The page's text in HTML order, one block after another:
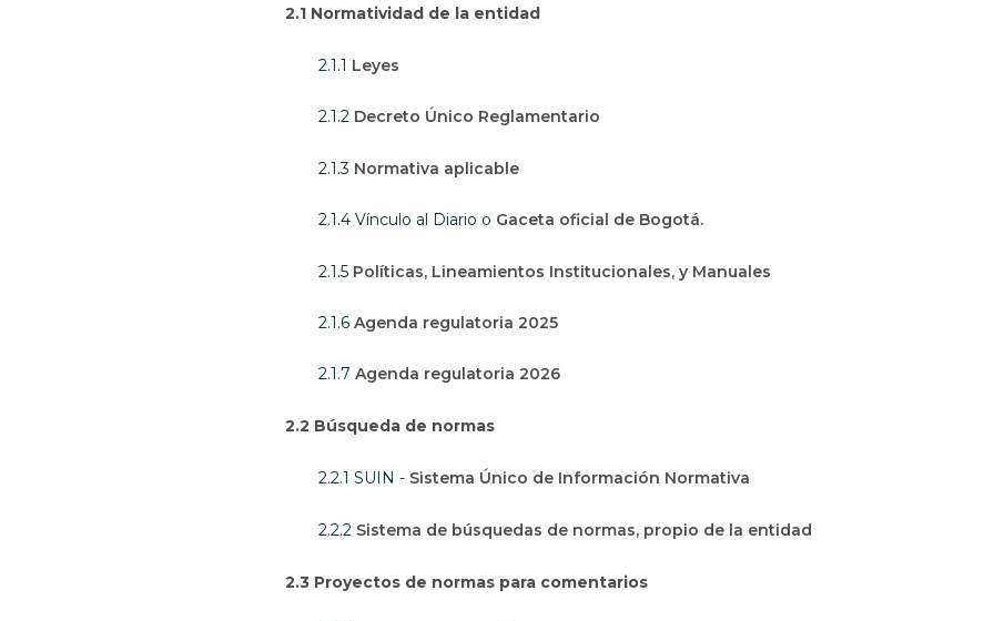
2.1 Normatividad de la entidad
2.1.1 Leyes
2.1.2 Decreto Único Reglamentario
2.1.3 Normativa aplicable
2.1.4 Vínculo al Diario o Gaceta oficial de Bogotá.Abre en una nueva ventana
2.1.5 Políticas, Lineamientos Institucionales, y Manuales
2.1.6 Agenda regulatoria 2025
2.1.7 Agenda regulatoria 2026
2.2 Búsqueda de normas
2.2.1 SUIN - Sistema Único de Información Normativa
2.2.2 Sistema de búsquedas de normas, propio de la entidad
2.3 Proyectos de normas para comentarios